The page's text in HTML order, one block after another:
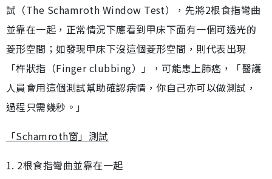
試（The Schamroth Window Test），先將2根食指彎曲
並靠在一起，正常情況下應看到甲床下面有一個可透光的
菱形空間；如發現甲床下沒這個菱形空間，則代表出現
「杵狀指（Finger clubbing）」，可能患上肺癌，「醫護
人員會用這個測試幫助確認病情，你自己亦可以做測試，
過程只需幾秒。」
「Schamroth窗」測試
1. 2根食指彎曲並靠在一起